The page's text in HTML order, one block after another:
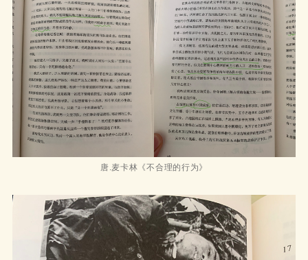
唐.麦卡林《不合理的行为》